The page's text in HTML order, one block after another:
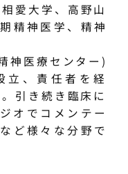
愛大学、高野山
精神医学、精神
神医療センター)
立、責任者を経
引き続き臨床に
オでコメンテー
ど様々な分野で